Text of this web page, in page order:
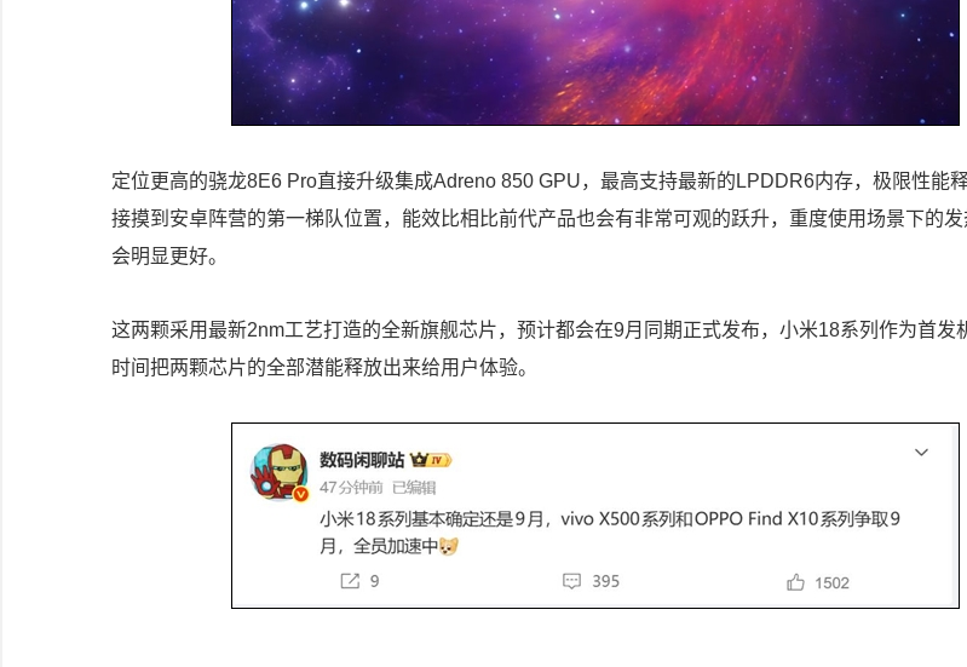
定位更高的骁龙8E6 Pro直接升级集成Adreno 850 GPU，最高支持最新的LPDDR6内存，极限性能
接摸到安卓阵营的第一梯队位置，能效比相比前代产品也会有非常可观的跃升，重度使用场景下的
会明显更好。
这两颗采用最新2nm工艺打造的全新旗舰芯片，预计都会在9月同期正式发布，小米18系列作为首发
时间把两颗芯片的全部潜能释放出来给用户体验。